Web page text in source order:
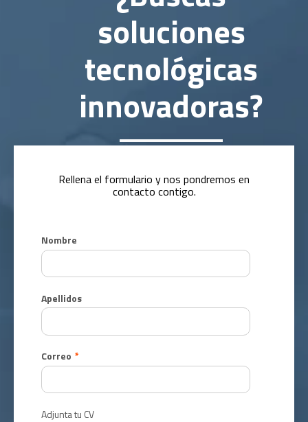
soluciones
tecnológicas
innovadoras?
Rellena el formulario y nos pondremos en
contacto contigo.
Nombre
Apellidos
Correo *
Adjunta tu CV